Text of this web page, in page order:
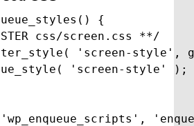
{
css/screen.css **/
'screen-style',
'screen-style' );